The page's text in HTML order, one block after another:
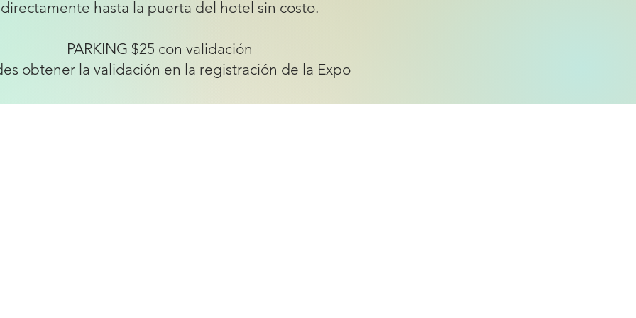
directamente hasta la puerta del hotel sin costo.
PARKING $25 con validación
obtener la validación en la registración de la Expo